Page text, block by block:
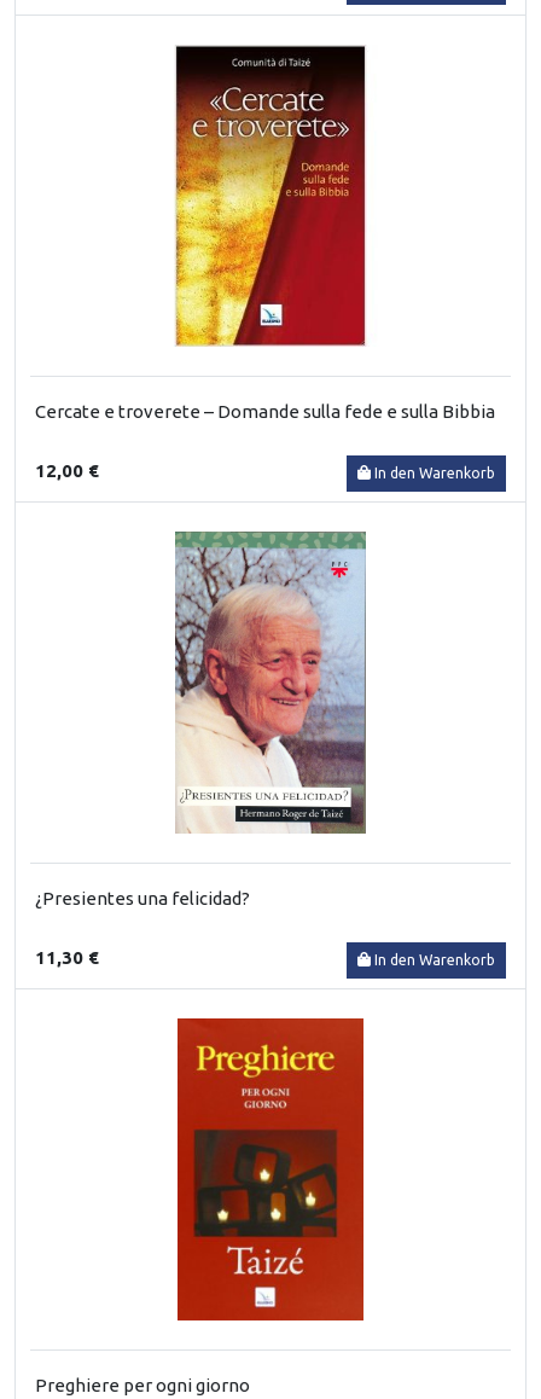
Cercate e troverete – Domande sulla fede e sulla Bibbia
12,00 € In den Warenkorb
¿Presientes una felicidad?
11,30 € In den Warenkorb
Preghiere per ogni giorno